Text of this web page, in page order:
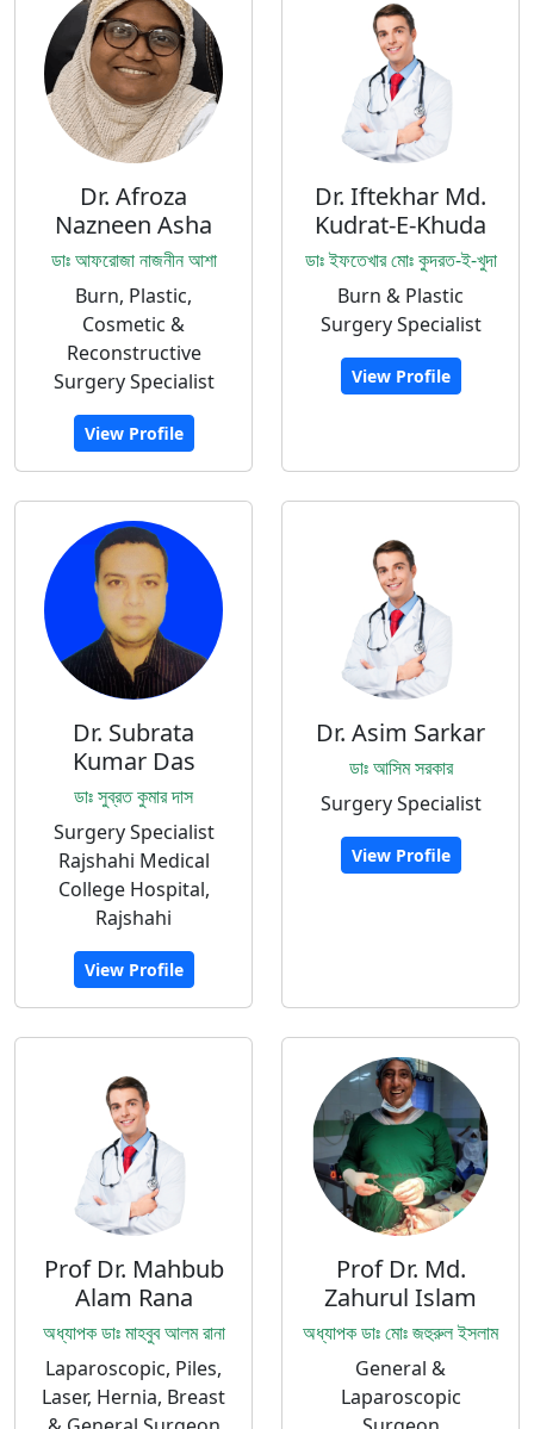
Dr. Afroza
Nazneen Asha
ডাঃ আফরোজা নাজনীন আশা
Burn, Plastic,
Cosmetic &
Reconstructive
Surgery Specialist
View Profile
Dr. Iftekhar Md.
Kudrat-E-Khuda
ডাঃ ইফতেখার মোঃ কুদরত-ই-খুদা
Burn & Plastic
Surgery Specialist
View Profile
Dr. Subrata
Kumar Das
ডাঃ সুব্রত কুমার দাস
Surgery Specialist
Rajshahi Medical
College Hospital,
Rajshahi
View Profile
Dr. Asim Sarkar
ডাঃ আসিম সরকার
Surgery Specialist
View Profile
Prof Dr. Mahbub
Alam Rana
অধ্যাপক ডাঃ মাহবুব আলম রানা
Laparoscopic, Piles,
Laser, Hernia, Breast
Prof Dr. Md.
Zahurul Islam
অধ্যাপক ডাঃ মোঃ জহুরুল ইসলাম
General &
Laparoscopic